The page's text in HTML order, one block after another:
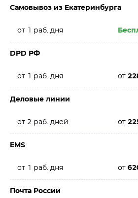
Самовывоз из Екатеринбурга
от 1 раб. дня
DPD РФ
от 1 раб. дня от
Деловые линии
от 2 раб. дней от
EMS
от 1 раб. дня от
Почта России